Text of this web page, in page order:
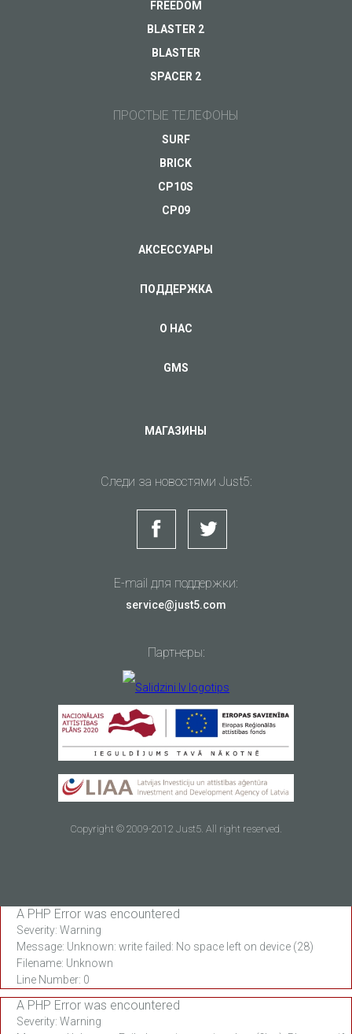
FREEDOM
BLASTER 2
BLASTER
SPACER 2
ПРОСТЫЕ ТЕЛЕФОНЫ
SURF
BRICK
CP10S
CP09
АКСЕССУАРЫ
ПОДДЕРЖКА
О НАС
GMS
МАГАЗИНЫ
Следи за новостями Just5:
E-mail для поддержки:
service@just5.com
Партнеры:
Copyright © 2009-2012 Just5. All right reserved.
A PHP Error was encountered
Severity: Warning
Message: Unknown: write failed: No space left on device (28)
Filename: Unknown
Line Number: 0
A PHP Error was encountered
Severity: Warning